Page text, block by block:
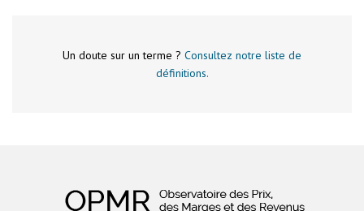
Un doute sur un terme ? Consultez notre liste de
définitions.